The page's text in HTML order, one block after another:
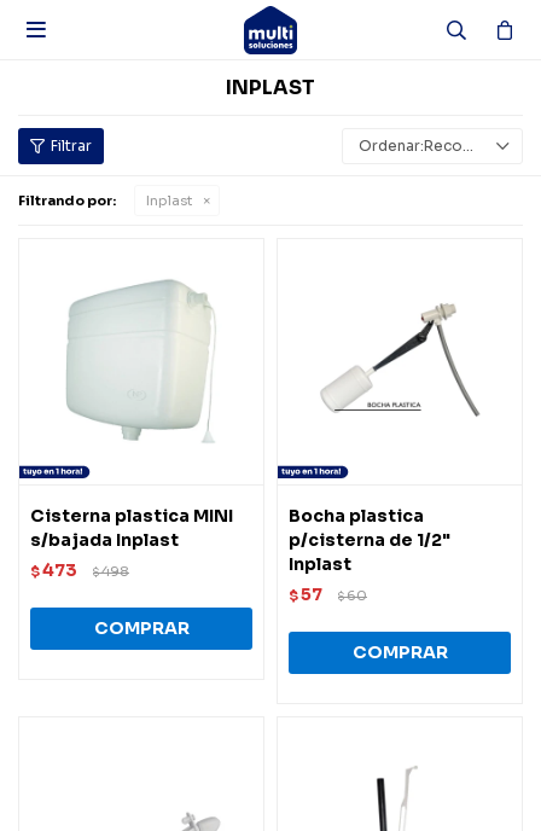

INPLAST
Recomendados
Filtrando por: Inplast
Cisterna plastica MINI
s/bajada Inplast
$473 $498
Bocha plastica
p/cisterna de 1/2"
Inplast
$57 $60